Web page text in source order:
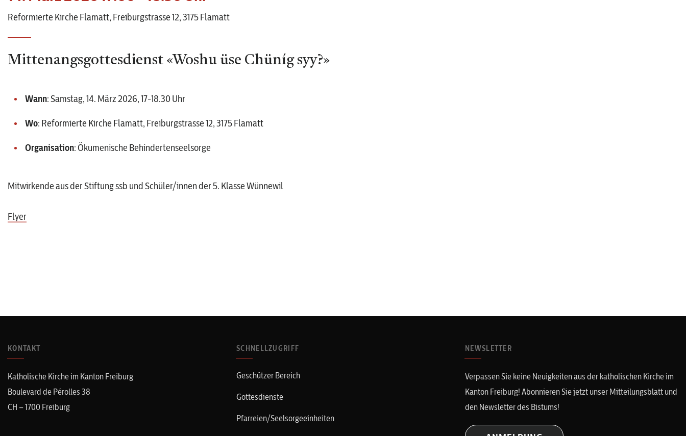
Reformierte Kirche Flamatt, Freiburgstrasse 12, 3175 Flamatt
Mittenangsgottesdienst «Woshu üse Chüníg syy?»
Wann: Samstag, 14. März 2026, 17-18.30 Uhr
Wo: Reformierte Kirche Flamatt, Freiburgstrasse 12, 3175 Flamatt
Organisation: Ökumenische Behindertenseelsorge
Mitwirkende aus der Stiftung ssb und Schüler/innen der 5. Klasse Wünnewil
Flyer
KONTAKT
Katholische Kirche im Kanton Freiburg
Boulevard de Pérolles 38
CH – 1700 Freiburg
SCHNELLZUGRIFF
Geschützer Bereich
Gottesdienste
Pfarreien/Seelsorgeeinheiten
NEWSLETTER
Verpassen Sie keine Neuigkeiten aus der katholischen Kirche im
Kanton Freiburg! Abonnieren Sie jetzt unser Mitteilungsblatt und
den Newsletter des Bistums!